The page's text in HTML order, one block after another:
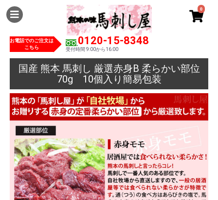
お電話でのご注文は
こちら
0120-15-8348
受付時間 9:00から16:00
0
国産 熊本 馬刺し 厳選赤身B 柔らかい部位
70g 10個入り簡易包装